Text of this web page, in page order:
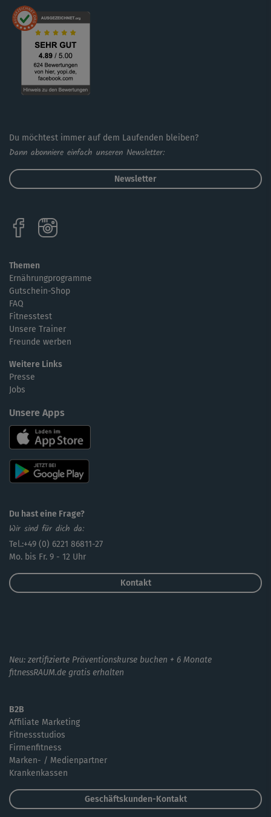
Du möchtest immer auf dem Laufenden bleiben?
Dann abonniere einfach unseren Newsletter:
Newsletter
Themen
Ernährungprogramme
Gutschein-Shop
FAQ
Fitnesstest
Unsere Trainer
Freunde werben
Weitere Links
Presse
Jobs
Unsere Apps
Du hast eine Frage?
Wir sind für dich da:
Tel.:+49 (0) 6221 86811-27
Mo. bis Fr. 9 - 12 Uhr
Kontakt
Neu: zertifizierte Präventionskurse buchen + 6 Monate
fitnessRAUM.de gratis erhalten
B2B
Affiliate Marketing
Fitnessstudios
Firmenfitness
Marken- / Medienpartner
Krankenkassen
Geschäftskunden-Kontakt